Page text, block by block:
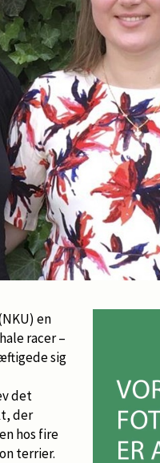
en
racer –
sig
det
der
hos fire
terrier.